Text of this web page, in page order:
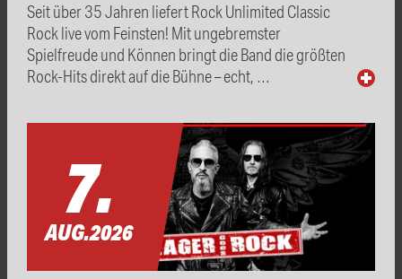
Seit über 35 Jahren liefert Rock Unlimited Classic
Rock live vom Feinsten! Mit ungebremster
Spielfreude und Können bringt die Band die größten
Rock-Hits direkt auf die Bühne – echt, …
7.
AUG.2026